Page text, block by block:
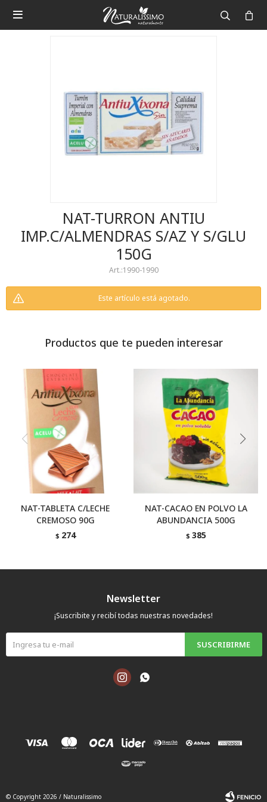

NAT-TURRON ANTIU
IMP.C/ALMENDRAS S/AZ Y S/GLU
150G
1990-1990
Este artículo está agotado.
Productos que te pueden interesar
NAT-TABLETA C/LECHE
CREMOSO 90G
$ 274
NAT-CACAO EN POLVO LA
ABUNDANCIA 500G
$ 385
Newsletter
¡Suscribite y recibí todas nuestras novedades!
SUSCRIBIRME
 
© Copyright 2026 / Naturalissimo